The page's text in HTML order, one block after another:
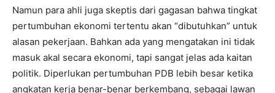
Namun para ahli juga skeptis dari gagasan bahwa tingkat
pertumbuhan ekonomi tertentu akan “dibutuhkan” untuk
alasan pekerjaan. Bahkan ada yang mengatakan ini tidak
masuk akal secara ekonomi, tapi sangat jelas ada kaitan
politik. Diperlukan pertumbuhan PDB lebih besar ketika
angkatan kerja benar-benar berkembang, sebagai lawan